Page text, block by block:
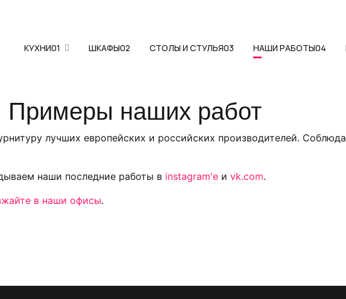
КУХНИ01 ШКАФЫ02 СТОЛЫ И СТУЛЬЯ03 НАШИ РАБОТЫ04
Примеры наших работ
лучших европейских и российских производителей.
наши последние работы в instagram'е и vk.com.
в наши офисы.